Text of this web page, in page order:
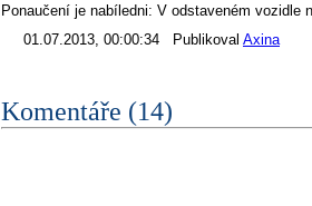
Ponaučení je nabíledni: V odstaveném vozidle
01.07.2013, 00:00:34 Publikoval Axina
Komentáře (14)